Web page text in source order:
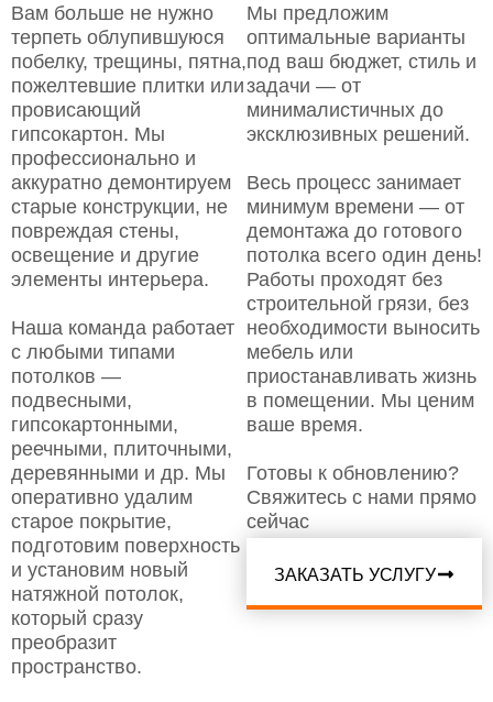
Вам больше не нужно
терпеть облупившуюся
побелку, трещины, пятна,
пожелтевшие плитки или
провисающий
гипсокартон. Мы
профессионально и
аккуратно демонтируем
старые конструкции, не
повреждая стены,
освещение и другие
элементы интерьера.
Наша команда работает
с любыми типами
потолков —
подвесными,
гипсокартонными,
реечными, плиточными,
деревянными и др. Мы
оперативно удалим
старое покрытие,
подготовим поверхность
и установим новый
натяжной потолок,
который сразу
преобразит
пространство.
Мы предложим
оптимальные варианты
под ваш бюджет, стиль и
задачи — от
минималистичных до
эксклюзивных решений.
Весь процесс занимает
минимум времени — от
демонтажа до готового
потолка всего один день!
Работы проходят без
строительной грязи, без
необходимости выносить
мебель или
приостанавливать жизнь
в помещении. Мы ценим
ваше время.
Готовы к обновлению?
Свяжитесь с нами прямо
сейчас
ЗАКАЗАТЬ УСЛУГУ